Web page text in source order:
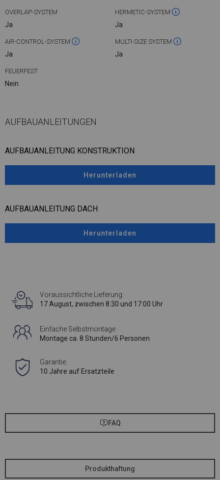
OVERLAP-SYSTEM
Ja
HERMETIC-SYSTEM
Ja
AIR-CONTROL-SYSTEM
Ja
MULTI-SIZE SYSTEM
Ja
FEUERFEST
Nein
AUFBAUANLEITUNGEN
AUFBAUANLEITUNG KONSTRUKTION
Herunterladen
AUFBAUANLEITUNG DACH
Herunterladen
Voraussichtliche Lieferung:
17 August, zwischen 8:30 und 17:00 Uhr
Einfache Selbstmontage:
Montage ca. 8 Stunden/6 Personen
Garantie:
10 Jahre auf Ersatzteile
FAQ
Produkthaftung